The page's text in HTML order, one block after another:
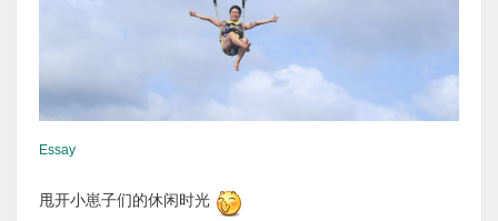
Essay
甩开小崽子们的休闲时光